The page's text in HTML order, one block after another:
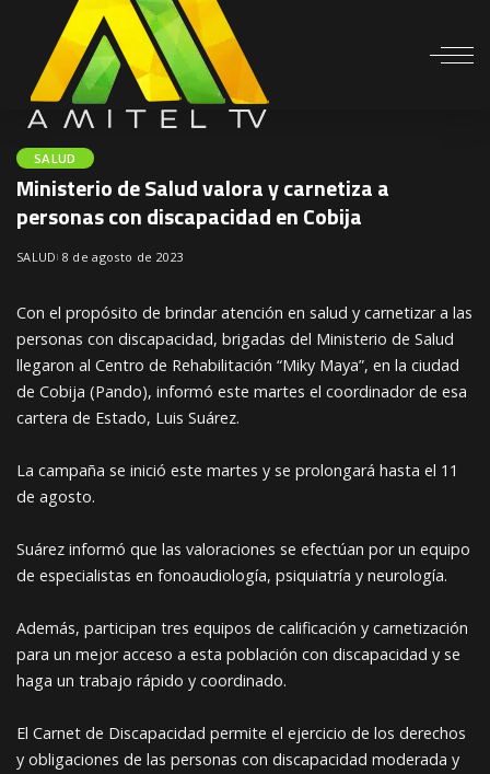
SALUD
Ministerio de Salud valora y carnetiza a
personas con discapacidad en Cobija
SALUD 8 de agosto de 2023
Con el propósito de brindar atención en salud y carnetizar a las
personas con discapacidad, brigadas del Ministerio de Salud
llegaron al Centro de Rehabilitación “Miky Maya”, en la ciudad
de Cobija (Pando), informó este martes el coordinador de esa
cartera de Estado, Luis Suárez.
La campaña se inició este martes y se prolongará hasta el 11
de agosto.
Suárez informó que las valoraciones se efectúan por un equipo
de especialistas en fonoaudiología, psiquiatría y neurología.
Además, participan tres equipos de calificación y carnetización
para un mejor acceso a esta población con discapacidad y se
haga un trabajo rápido y coordinado.
El Carnet de Discapacidad permite el ejercicio de los derechos
y obligaciones de las personas con discapacidad moderada y